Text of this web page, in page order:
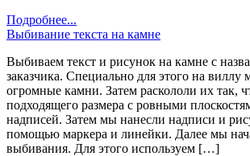
Подробнее...
Выбивание текста на камне
Выбиваем текст и рисунок на камне с
заказчика. Специально для этого на виллу
огромные камни. Затем раскололи их так,
подходящего размера с ровными
надписей. Затем мы нанесли надписи и
помощью маркера и линейки. Далее мы
выбивания. Для этого используем […]